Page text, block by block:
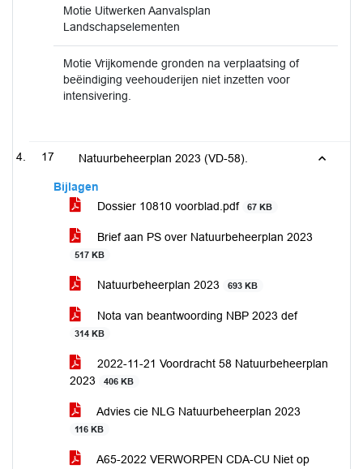
Motie Uitwerken Aanvalsplan
Landschapselementen
Motie Vrijkomende gronden na verplaatsing of
beëindiging veehouderijen niet inzetten voor
intensivering.
17 Natuurbeheerplan 2023 (VD-58).
Bijlagen
Dossier 10810 voorblad.pdf
67 KB
Brief aan PS over Natuurbeheerplan 2023
517 KB
Natuurbeheerplan 2023 693 KB
Nota van beantwoording NBP 2023 def
314 KB
2022-11-21 Voordracht 58 Natuurbeheerplan
2023
406 KB
Advies cie NLG Natuurbeheerplan 2023
116 KB
A65-2022 VERWORPEN CDA-CU Niet op